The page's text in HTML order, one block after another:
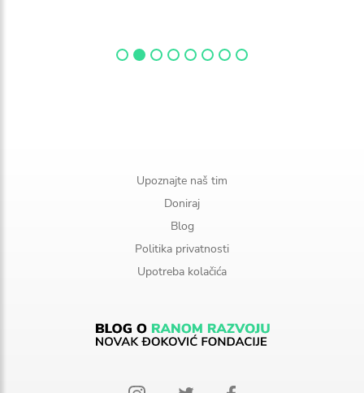
Upoznajte naš tim
Doniraj
Blog
Politika privatnosti
Upotreba kolačića